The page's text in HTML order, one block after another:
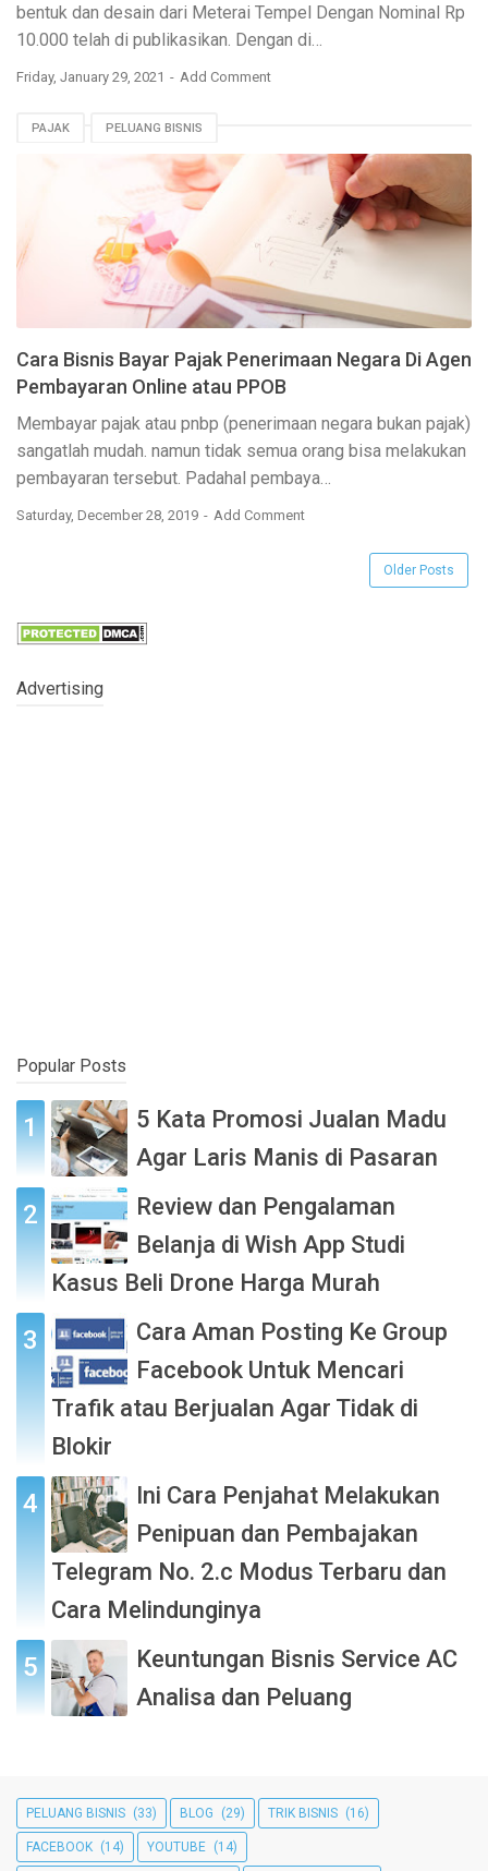
bentuk dan desain dari Meterai Tempel Dengan Nominal Rp
10.000 telah di publikasikan. Dengan di…
Friday, January 29, 2021 Add Comment
PAJAK PELUANG BISNIS
Cara Bisnis Bayar Pajak Penerimaan Negara Di Agen
Pembayaran Online atau PPOB
Membayar pajak atau pnbp (penerimaan negara bukan pajak)
sangatlah mudah. namun tidak semua orang bisa melakukan
pembayaran tersebut. Padahal pembaya…
Saturday, December 28, 2019 Add Comment
Older Posts
Advertising
Popular Posts
5 Kata Promosi Jualan Madu
Agar Laris Manis di Pasaran
Review dan Pengalaman
Belanja di Wish App Studi
Kasus Beli Drone Harga Murah
Cara Aman Posting Ke Group
Facebook Untuk Mencari
Trafik atau Berjualan Agar Tidak di
Blokir
Ini Cara Penjahat Melakukan
Penipuan dan Pembajakan
Telegram No. 2.c Modus Terbaru dan
Cara Melindunginya
Keuntungan Bisnis Service AC
Analisa dan Peluang
PELUANG BISNIS (33) BLOG (29) TRIK BISNIS (16)
FACEBOOK (14) YOUTUBE (14)